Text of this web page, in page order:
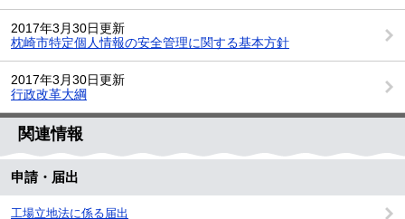
2017年3月30日更新
枕崎市特定個人情報の安全管理に関する基本方針
2017年3月30日更新
行政改革大綱
関連情報
申請・届出
工場立地法に係る届出